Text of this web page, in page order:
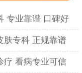
专业靠谱 口碑好
肤专科 正规靠谱
疗 看病专业可信